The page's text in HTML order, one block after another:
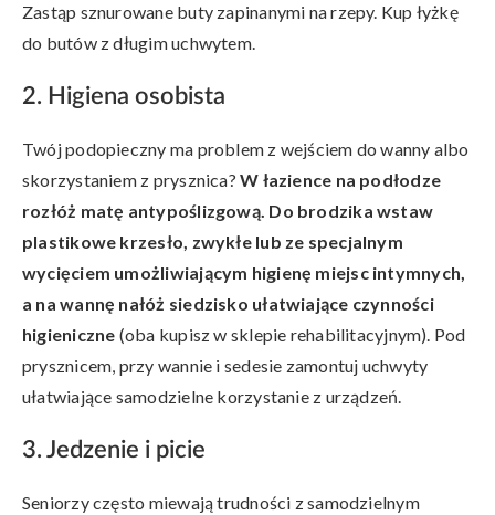
Zastąp sznurowane buty zapinanymi na rzepy. Kup łyżkę
do butów z długim uchwytem.
2. Higiena osobista
Twój podopieczny ma problem z wejściem do wanny albo
skorzystaniem z prysznica?W łazience na podłodze
rozłóż matę antypoślizgową. Do brodzika wstaw
plastikowe krzesło, zwykłe lub ze specjalnym
wycięciem umożliwiającym higienę miejsc intymnych,
a na wannę nałóż siedzisko ułatwiające czynności
higieniczne (oba kupisz w sklepie rehabilitacyjnym). Pod
prysznicem, przy wannie i sedesie zamontuj uchwyty
ułatwiające samodzielne korzystanie z urządzeń.
3. Jedzenie i picie
Seniorzy często miewają trudności z samodzielnym